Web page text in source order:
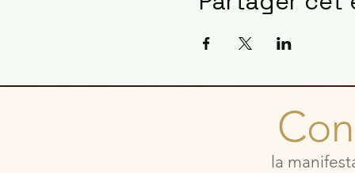
la